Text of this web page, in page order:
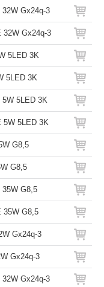
Gx24q-3
32W Gx24q-3
5LED 3K
5LED 3K
5LED 3K
5W 5LED 3K
G8,5
G8,5
G8,5
35W G8,5
Gx24q-3
Gx24q-3
Gx24q-3